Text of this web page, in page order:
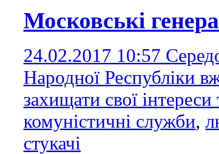
Московські
24.02.2017 10:57
Народної Республіки
захищати свої
комуністичні служби,
стукачі